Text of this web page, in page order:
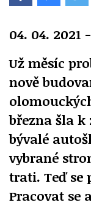
04. 04. 2021
Už měsíc
nově
března šla k
bývalé
vybrané
trati. Teď se
Pracovat se